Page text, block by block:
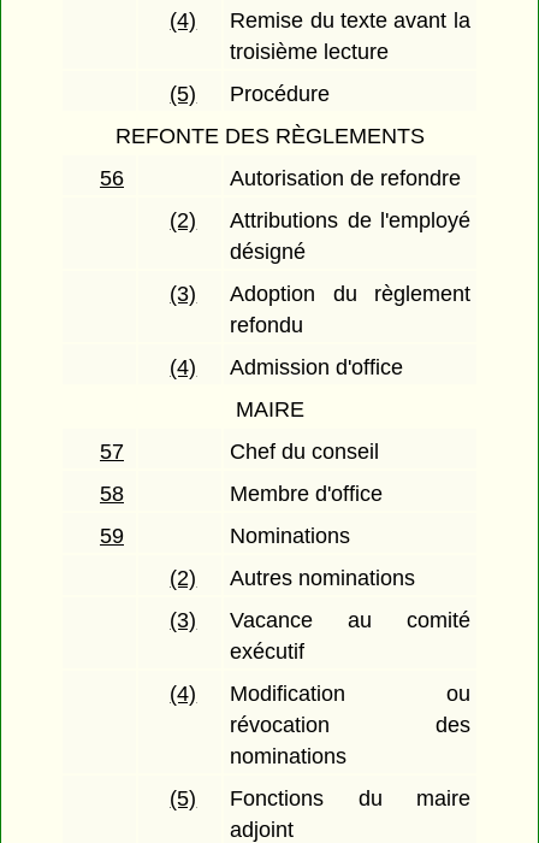
(4)
Remise du texte avant la
troisième lecture
(5)
Procédure
REFONTE DES RÈGLEMENTS
56
Autorisation de refondre
(2)
Attributions de l'employé
désigné
(3)
Adoption du règlement
refondu
(4)
Admission d'office
MAIRE
57
Chef du conseil
58
Membre d'office
59
Nominations
(2)
Autres nominations
(3)
Vacance au comité
exécutif
(4)
Modification ou
révocation des
nominations
(5)
Fonctions du maire
adjoint